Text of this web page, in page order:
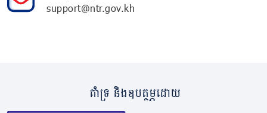
support@ntr.gov.kh
គាំទ្រ និងឧបត្ថម្ភដោយ